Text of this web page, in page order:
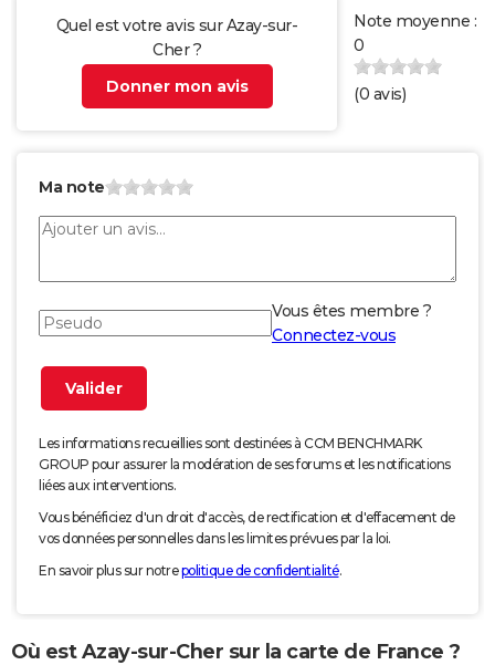
Quel est votre avis sur Azay-sur-
Cher ?
Donner mon avis
Note moyenne :
0
(0 avis)
Ma note
Vous êtes membre ?
Connectez-vous
Les informations recueillies sont destinées à CCM BENCHMARK
GROUP pour assurer la modération de ses forums et les notifications
liées aux interventions.
Vous bénéficiez d'un droit d'accès, de rectification et d'effacement de
vos données personnelles dans les limites prévues par la loi.
En savoir plus sur notrepolitique de confidentialité.
Où est Azay-sur-Cher sur la carte de France ?